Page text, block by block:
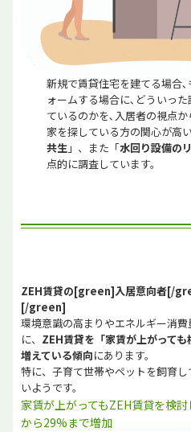
新規で賃貸住宅を建てる場合
ォームする場合に､どういっ
ているのかを､入居者の視点か
家を探している方の関心が高
共生」、また「水回り設備の
点的に調査しています。
ZEH賃貸の[green]入居意向者[/
[/green]
環境意識の高まりやエネルギー消
に、 ZEH賃貸を「家賃が上がっても
増えている傾向にあります。
特に、子育て世帯やペットを飼育
いようです。
家賃が上がってもZEH賃貸を検
から29%まで増加